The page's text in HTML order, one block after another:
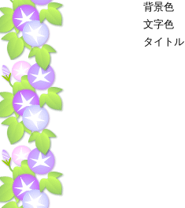
背景色
文字色
タイトル